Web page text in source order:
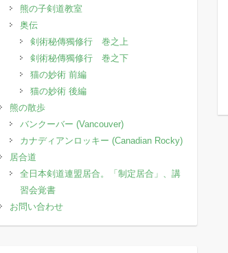
熊の子剣道教室
奥伝
剣術秘傳獨修行 巻之上
剣術秘傳獨修行 巻之下
猫の妙術 前編
猫の妙術 後編
熊の散歩
バンクーバー (Vancouver)
カナディアンロッキー (Canadian Rocky)
居合道
全日本剣道連盟居合。「制定居合」、講
習会覚書
お問い合わせ